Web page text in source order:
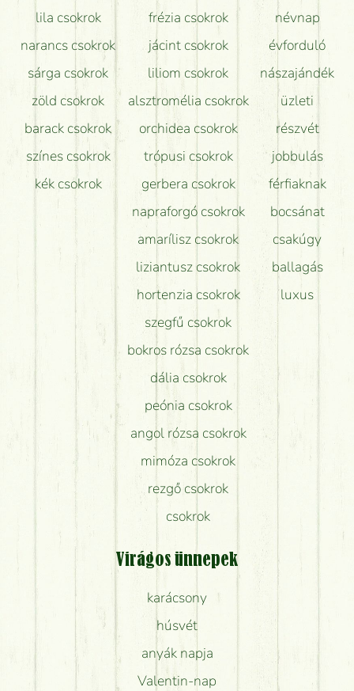
lila csokrok
narancs csokrok
sárga csokrok
zöld csokrok
barack csokrok
színes csokrok
kék csokrok
frézia csokrok
jácint csokrok
liliom csokrok
alsztromélia csokrok
orchidea csokrok
trópusi csokrok
gerbera csokrok
napraforgó csokrok
amarílisz csokrok
liziantusz csokrok
hortenzia csokrok
szegfű csokrok
bokros rózsa csokrok
dália csokrok
peónia csokrok
angol rózsa csokrok
mimóza csokrok
rezgő csokrok
csokrok
névnap
évforduló
nászajándék
üzleti
részvét
jobbulás
férfiaknak
bocsánat
csakúgy
ballagás
luxus
Virágos ünnepek
karácsony
húsvét
anyák napja
Valentin-nap